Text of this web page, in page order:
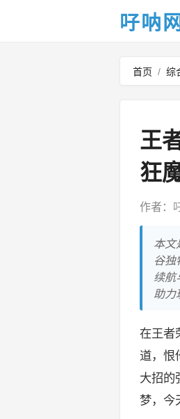
吇呐网
首页 / 综
王
狂
作者：
本文
谷独
续航
助力
在王者
道，恨
大招的
梦，今